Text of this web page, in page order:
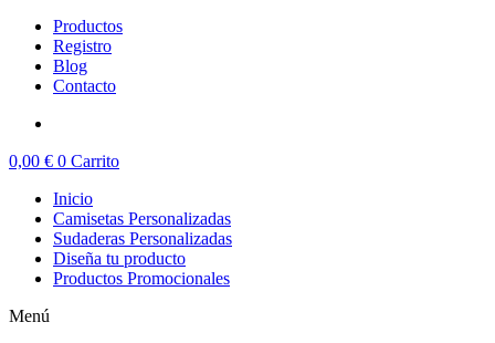
Productos
Registro
Blog
Contacto
0,00 € 0 Carrito
Inicio
Camisetas Personalizadas
Sudaderas Personalizadas
Diseña tu producto
Productos Promocionales
Menú